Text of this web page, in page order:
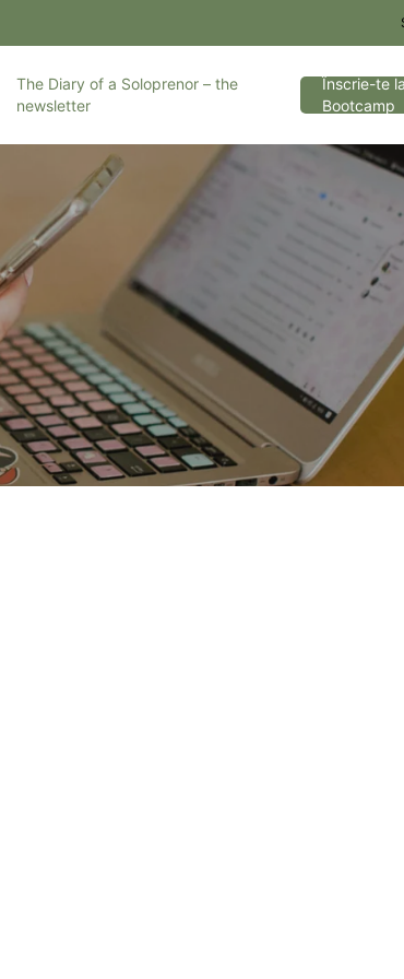
The Diary of a Soloprenor – the
newsletter
Înscrie-te
Bootcamp